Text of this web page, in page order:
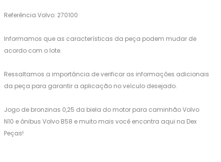
Referência Volvo: 270100
Informamos que as características da peça podem mudar de
acordo com o lote.
Ressaltamos a importância de verificar as informações adicionais
da peça para garantir a aplicação no veículo desejado.
Jogo de bronzinas 0,25 da biela do motor para caminhão Volvo
N10 e ônibus Volvo B58 e muito mais você encontra aqui na Dex
Peças!